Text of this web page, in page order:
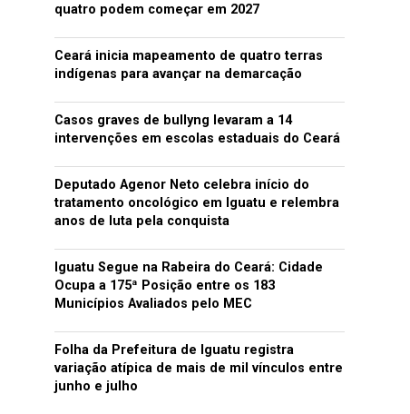
quatro podem começar em 2027
Ceará inicia mapeamento de quatro terras
indígenas para avançar na demarcação
Casos graves de bullyng levaram a 14
intervenções em escolas estaduais do Ceará
Deputado Agenor Neto celebra início do
tratamento oncológico em Iguatu e relembra
anos de luta pela conquista
Iguatu Segue na Rabeira do Ceará: Cidade
Ocupa a 175ª Posição entre os 183
Municípios Avaliados pelo MEC
Folha da Prefeitura de Iguatu registra
variação atípica de mais de mil vínculos entre
junho e julho